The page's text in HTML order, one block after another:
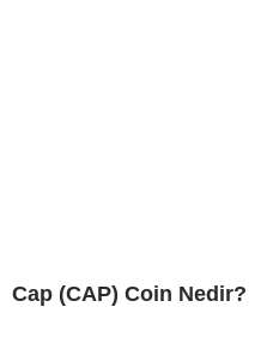
Cap (CAP) Coin Nedir?